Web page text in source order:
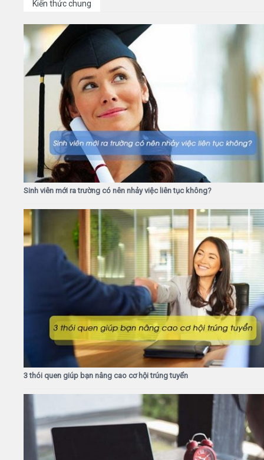
Kiến thức chung
Sinh viên mới ra trường có nên nhảy việc liên tục không?
3 thói quen giúp bạn nâng cao cơ hội trúng tuyển